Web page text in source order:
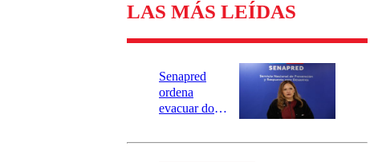
LAS MÁS LEÍDAS
Senapred
ordena
evacuar dos
Carahue por